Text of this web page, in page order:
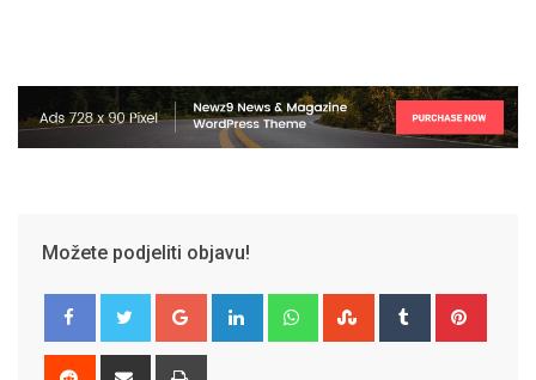
Možete podjeliti objavu!
Google+ LinkedIn WhatsappStumbleUpon
Tumblr
Reddit
Share